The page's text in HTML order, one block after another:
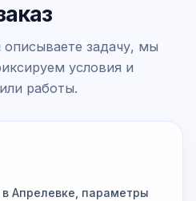
задачу, мы
условия и
работы.
Апрелевке, параметры